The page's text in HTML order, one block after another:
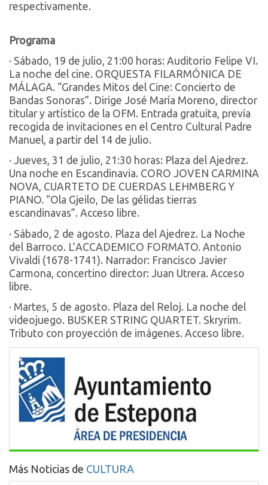
respectivamente.
Programa
· Sábado, 19 de julio, 21:00 horas: Auditorio Felipe VI.
La noche del cine. ORQUESTA FILARMÓNICA DE
MÁLAGA. “Grandes Mitos del Cine: Concierto de
Bandas Sonoras”. Dirige José María Moreno, director
titular y artístico de la OFM. Entrada gratuita, previa
recogida de invitaciones en el Centro Cultural Padre
Manuel, a partir del 14 de julio.
· Jueves, 31 de julio, 21:30 horas: Plaza del Ajedrez.
Una noche en Escandinavia. CORO JOVEN CARMINA
NOVA, CUARTETO DE CUERDAS LEHMBERG Y
PIANO. “Ola Gjeilo, De las gélidas tierras
escandinavas”. Acceso libre.
· Sábado, 2 de agosto. Plaza del Ajedrez. La Noche
del Barroco. L’ACCADEMICO FORMATO. Antonio
Vivaldi (1678-1741). Narrador: Francisco Javier
Carmona, concertino director: Juan Utrera. Acceso
libre.
· Martes, 5 de agosto. Plaza del Reloj. La noche del
videojuego. BUSKER STRING QUARTET. Skryrim.
Tributo con proyección de imágenes. Acceso libre.
Más Noticias de CULTURA